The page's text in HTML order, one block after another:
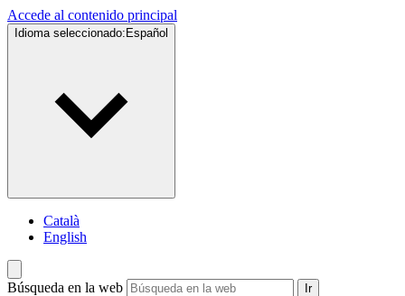
Accede al contenido principal
Idioma seleccionado: Español
Català
English
Búsqueda en la web Ir